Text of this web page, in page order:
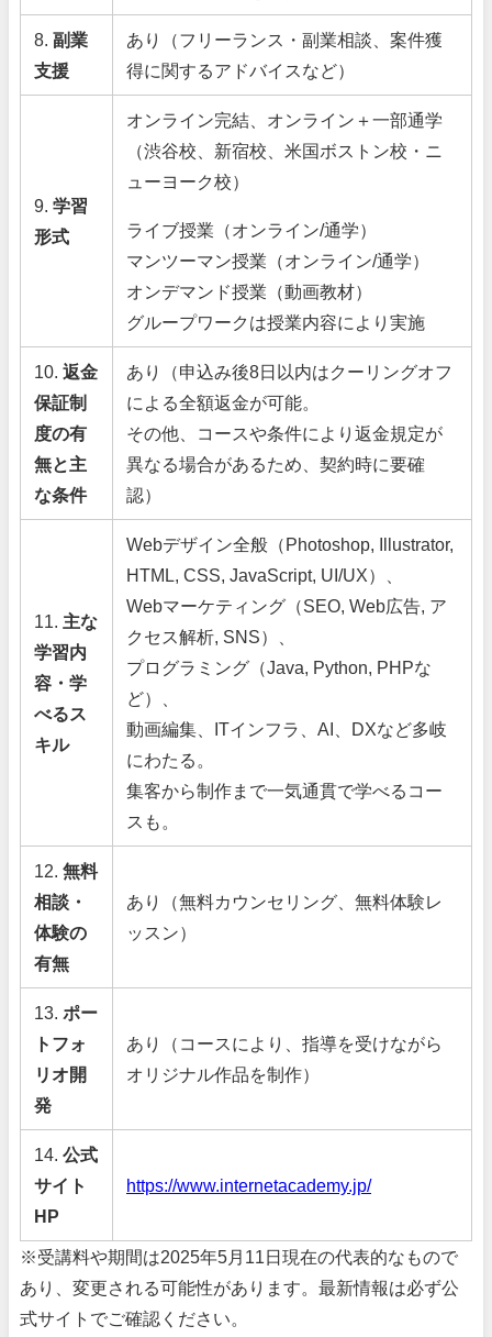
8. 副業
支援
あり（フリーランス・副業相談、案件獲
得に関するアドバイスなど）
9. 学習
形式
オンライン完結、オンライン＋一部通学
（渋谷校、新宿校、米国ボストン校・ニ
ューヨーク校）
ライブ授業（オンライン/通学）
マンツーマン授業（オンライン/通学）
オンデマンド授業（動画教材）
グループワークは授業内容により実施
10. 返金
保証制
度の有
無と主
な条件
あり（申込み後8日以内はクーリングオフ
による全額返金が可能。
その他、コースや条件により返金規定が
異なる場合があるため、契約時に要確
認）
11. 主な
学習内
容・学
べるス
キル
Webデザイン全般（Photoshop, Illustrator,
HTML, CSS, JavaScript, UI/UX）、
Webマーケティング（SEO, Web広告, ア
クセス解析, SNS）、
プログラミング（Java, Python, PHPな
ど）、
動画編集、ITインフラ、AI、DXなど多岐
にわたる。
集客から制作まで一気通貫で学べるコー
スも。
12. 無料
相談・
体験の
有無
あり（無料カウンセリング、無料体験レ
ッスン）
13. ポー
トフォ
リオ開
発
あり（コースにより、指導を受けながら
オリジナル作品を制作）
14. 公式
サイト
HP
https://www.internetacademy.jp/
※受講料や期間は2025年5月11日現在の代表的なもので
あり、変更される可能性があります。最新情報は必ず公
式サイトでご確認ください。